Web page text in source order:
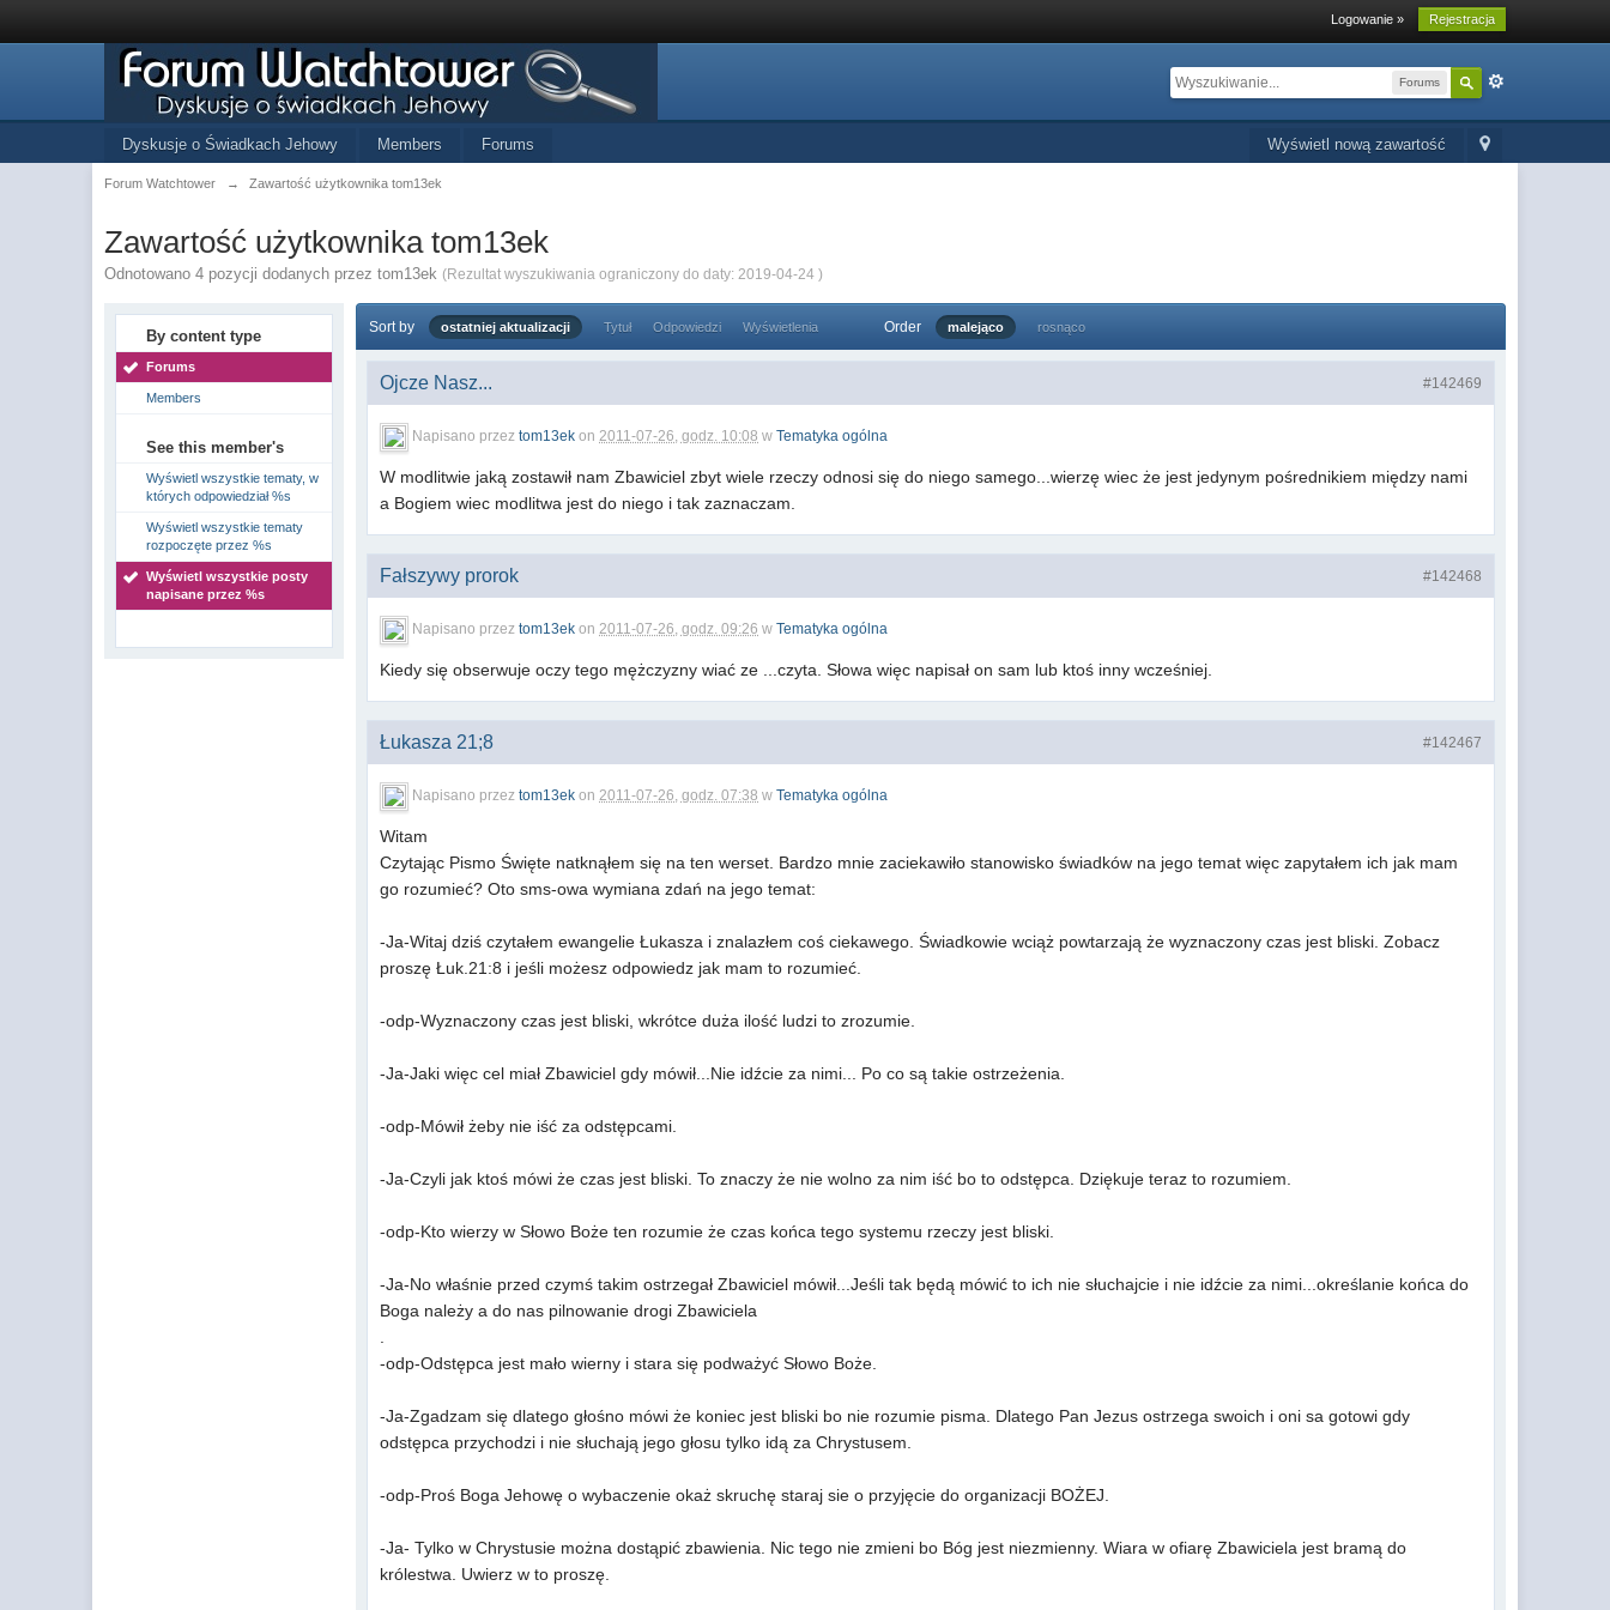
Logowanie » Rejestracja
Forums
Wyświetl nową zawartość
Dyskusje o Świadkach Jehowy Members Forums
Forum Watchtower → Zawartość użytkownika tom13ek
Zawartość użytkownika tom13ek
Odnotowano 4 pozycji dodanych przez tom13ek (Rezultat wyszukiwania ograniczony do daty: 2019-04-24 )
By content type
Forums
Members
See this member's
Wyświetl wszystkie tematy, w
których odpowiedział %s
Wyświetl wszystkie tematy
rozpoczęte przez %s
Wyświetl wszystkie posty
napisane przez %s
Sort by ostatniej aktualizacji Tytuł Odpowiedzi Wyświetlenia Order malejąco rosnąco
#142469
Ojcze Nasz...
Napisano przeztom13ek on2011-07-26, godz. 10:08 wTematyka ogólna
W modlitwie jaką zostawił nam Zbawiciel zbyt wiele rzeczy odnosi się do niego samego...wierzę wiec że jest jedynym pośrednikiem między nami
a Bogiem wiec modlitwa jest do niego i tak zaznaczam.
#142468
Fałszywy prorok
Napisano przeztom13ek on2011-07-26, godz. 09:26 wTematyka ogólna
Kiedy się obserwuje oczy tego mężczyzny wiać ze ...czyta. Słowa więc napisał on sam lub ktoś inny wcześniej.
#142467
Łukasza 21;8
Napisano przeztom13ek on2011-07-26, godz. 07:38 wTematyka ogólna
Witam
Czytając Pismo Święte natknąłem się na ten werset. Bardzo mnie zaciekawiło stanowisko świadków na jego temat więc zapytałem ich jak mam
go rozumieć? Oto sms-owa wymiana zdań na jego temat:
-Ja-Witaj dziś czytałem ewangelie Łukasza i znalazłem coś ciekawego. Świadkowie wciąż powtarzają że wyznaczony czas jest bliski. Zobacz
proszę Łuk.21:8 i jeśli możesz odpowiedz jak mam to rozumieć.
-odp-Wyznaczony czas jest bliski, wkrótce duża ilość ludzi to zrozumie.
-Ja-Jaki więc cel miał Zbawiciel gdy mówił...Nie idźcie za nimi... Po co są takie ostrzeżenia.
-odp-Mówił żeby nie iść za odstępcami.
-Ja-Czyli jak ktoś mówi że czas jest bliski. To znaczy że nie wolno za nim iść bo to odstępca. Dziękuje teraz to rozumiem.
-odp-Kto wierzy w Słowo Boże ten rozumie że czas końca tego systemu rzeczy jest bliski.
-Ja-No właśnie przed czymś takim ostrzegał Zbawiciel mówił...Jeśli tak będą mówić to ich nie słuchajcie i nie idźcie za nimi...określanie końca do
Boga należy a do nas pilnowanie drogi Zbawiciela
-odp-Odstępca jest mało wierny i stara się podważyć Słowo Boże.
-Ja-Zgadzam się dlatego głośno mówi że koniec jest bliski bo nie rozumie pisma. Dlatego Pan Jezus ostrzega swoich i oni sa gotowi gdy
odstępca przychodzi i nie słuchają jego głosu tylko idą za Chrystusem.
-odp-Proś Boga Jehowę o wybaczenie okaż skruchę staraj sie o przyjęcie do organizacji BOŻEJ.
-Ja- Tylko w Chrystusie można dostąpić zbawienia. Nic tego nie zmieni bo Bóg jest niezmienny. Wiara w ofiarę Zbawiciela jest bramą do
królestwa. Uwierz w to proszę.